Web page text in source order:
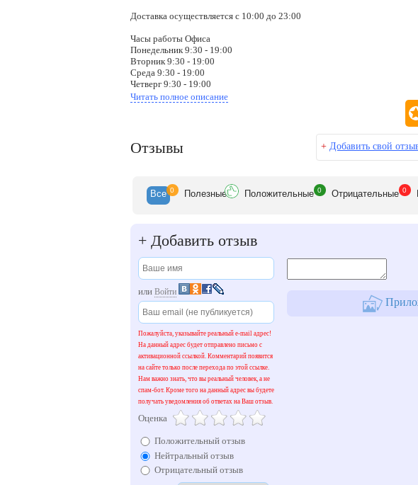
Доставка осуществляется с 10:00 до 23:00
Часы работы Офиса
Понедельник 9:30 - 19:00
Вторник 9:30 - 19:00
Среда 9:30 - 19:00
Четверг 9:30 - 19:00
Пятница 9:30 - 19:00
Читать полное описание
Отзывы + Добавить свой
Все 0 Полезные Положительные 0 Отрицательные 0
+ Добавить отзыв
или Войти
Пожалуйста, указывайте реальный e-mail адрес!
На данный адрес будет отправлено письмо с
активационной ссылкой. Комментарий появится
на сайте только после перехода по этой ссылке.
Нам важно знать, что вы реальный человек, а не
спам-бот. Кроме того на данный адрес вы будете
получать уведомления об ответах на Ваш отзыв.
Оценка
Положительный отзыв
Нейтральный отзыв
Отрицательный отзыв